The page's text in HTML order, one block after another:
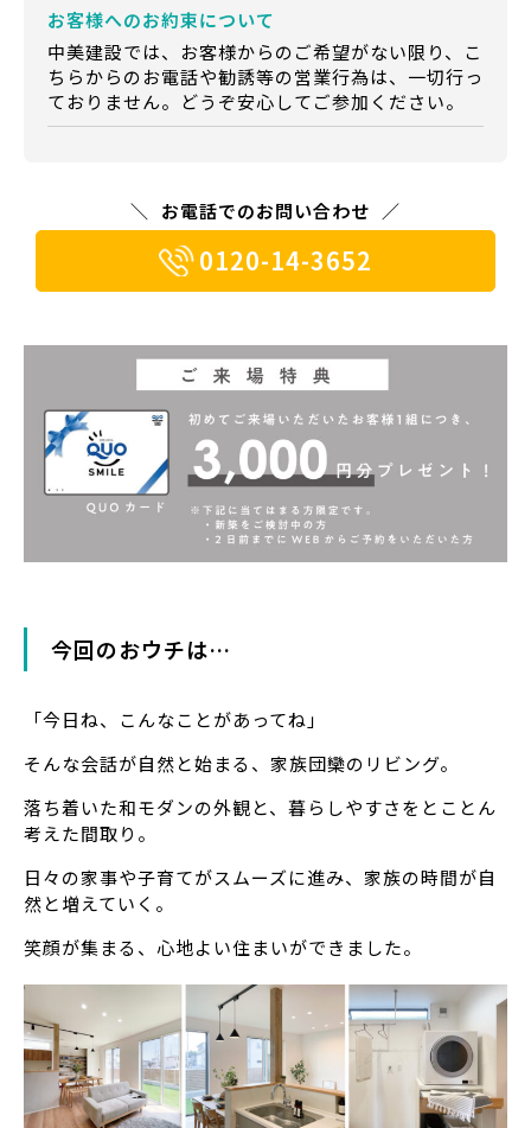
お客様へのお約束について
中美建設では、お客様からのご希望がない限り、こ
ちらからのお電話や勧誘等の営業行為は、一切行っ
ておりません。どうぞ安心してご参加ください。
お電話でのお問い合わせ
0120-14-3652
今回のおウチは…
「今日ね、こんなことがあってね」
そんな会話が自然と始まる、家族団欒のリビング。
落ち着いた和モダンの外観と、暮らしやすさをとことん
考えた間取り。
日々の家事や子育てがスムーズに進み、家族の時間が自
然と増えていく。
笑顔が集まる、心地よい住まいができました。